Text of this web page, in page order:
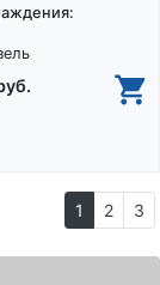
1 2 3